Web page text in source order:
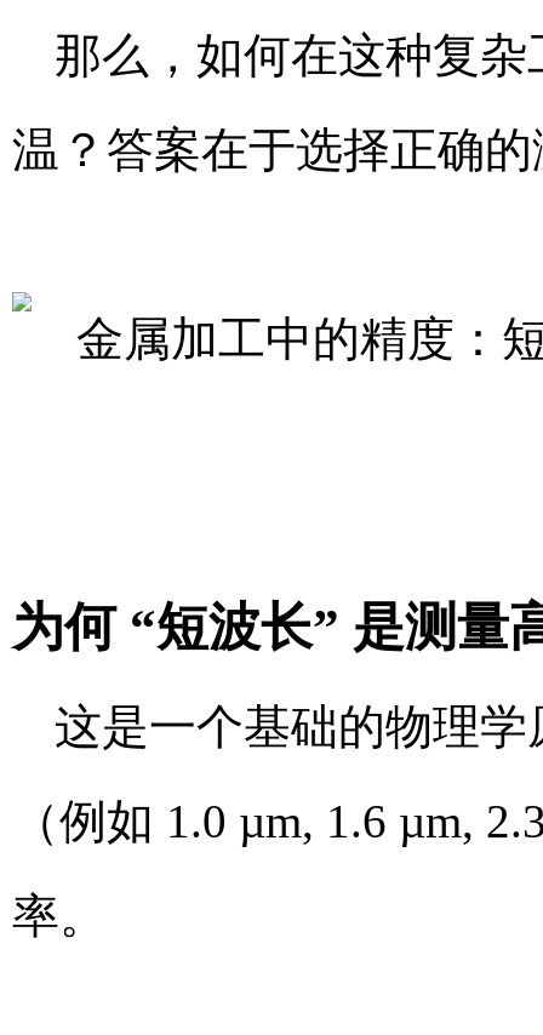
那么，如何在这种复
温？答案在于选择正确
为何 “短波长” 是测量
这是一个基础的物理
（例如 1.0 µm, 1.6 µm,
率。